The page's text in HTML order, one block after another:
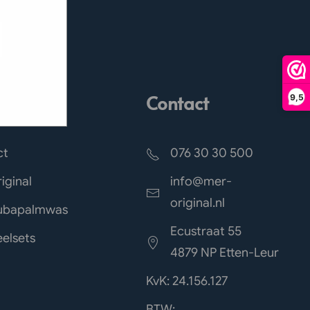
9,5
Contact
076 30 30 500
info@mer-
original.nl
Ecustraat 55
4879 NP Etten-Leur
KvK: 24.156.127
zij
van